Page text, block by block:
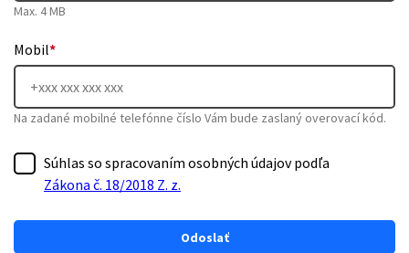
Max. 4 MB
Mobil*
Na zadané mobilné telefónne číslo Vám bude zaslaný overovací kód.
Súhlas so spracovaním osobných údajov podľa
Zákona č. 18/2018 Z. z.